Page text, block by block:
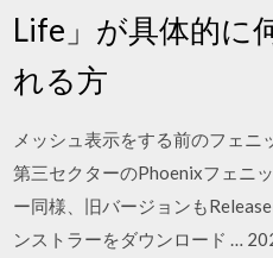
Life」が具体的に
れる方
メッシュ表示をする前のフェニ
第三セクターのPhoenixフェニ
ー同様、旧バージョンも
ンストラーをダウンロード …